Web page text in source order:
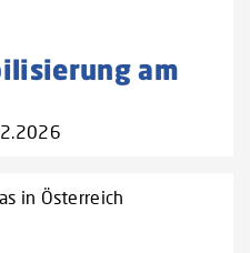
am
in Österreich